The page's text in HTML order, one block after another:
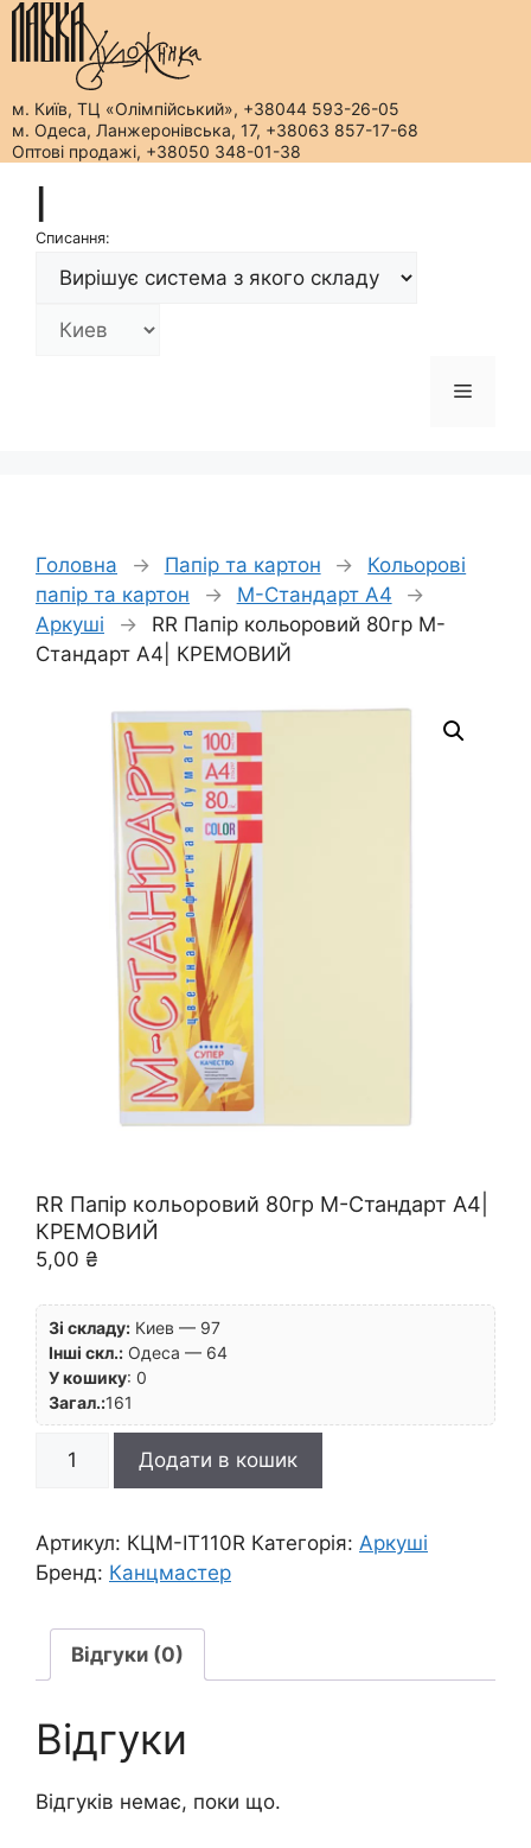
м. Київ, ТЦ «Олімпійський», +38044 593-26-05
м. Одеса, Ланжеронівська, 17, +38063 857-17-68
Оптові продажі, +38050 348-01-38
вмістуСписання:
Меню
Головна → Папір та картон →
Кольорові
папір та картон
→ М-Стандарт А4
→
Аркуші
→
RR Папір кольоровий 80гр М-
Стандарт А4| КРЕМОВИЙ
RR Папір кольоровий 80гр М-Стандарт А4|
КРЕМОВИЙ
5,00 ₴
Зі складу: Киев — 97
Інші скл.: Одеса — 64
У кошику: 0
Загал.:161
80гр
М-
А4|
КРЕМОВИЙ
кількість
Додати в кошик
Артикул: КЦМ-IT110R Категорія: Аркуші
Бренд: Канцмастер
Відгуки (0)
Відгуки
Відгуків немає, поки що.